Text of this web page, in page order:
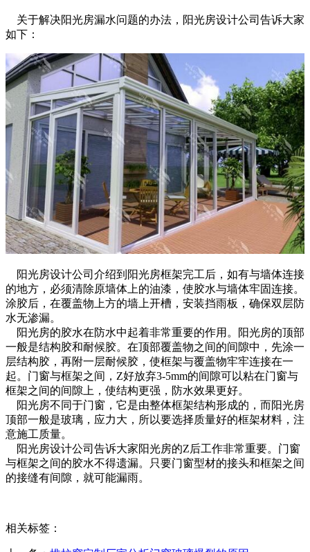
关于解决阳光房漏水问题的办法，阳光房设计公司告诉大家
如下：
阳光房设计公司介绍到阳光房框架完工后，如有与墙体连接
的地方，必须清除原墙体上的油漆，使胶水与墙体牢固连接。
涂胶后，在覆盖物上方的墙上开槽，安装挡雨板，确保双层防
水无渗漏。
阳光房的胶水在防水中起着非常重要的作用。阳光房的顶部
一般是结构胶和耐候胶。在顶部覆盖物之间的间隙中，先涂一
层结构胶，再附一层耐候胶，使框架与覆盖物牢牢连接在一
起。门窗与框架之间，Z好放弃3-5mm的间隙可以粘在门窗与
框架之间的间隙上，使结构更强，防水效果更好。
阳光房不同于门窗，它是由整体框架结构形成的，而阳光房
顶部一般是玻璃，应力大，所以要选择质量好的框架材料，注
意施工质量。
阳光房设计公司告诉大家阳光房的Z后工作非常重要。门窗
与框架之间的胶水不得遗漏。只要门窗型材的接头和框架之间
的接缝有间隙，就可能漏雨。
相关标签：